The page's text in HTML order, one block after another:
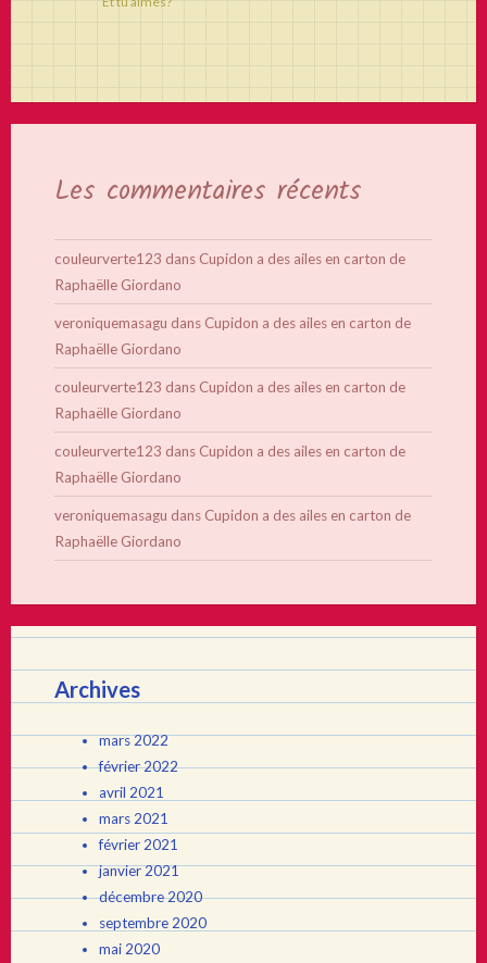
Les commentaires récents
couleurverte123 dans Cupidon a des ailes en carton de
Raphaëlle Giordano
veroniquemasagu dans Cupidon a des ailes en carton de
Raphaëlle Giordano
couleurverte123 dans Cupidon a des ailes en carton de
Raphaëlle Giordano
couleurverte123 dans Cupidon a des ailes en carton de
Raphaëlle Giordano
veroniquemasagu dans Cupidon a des ailes en carton de
Raphaëlle Giordano
Archives
mars 2022
février 2022
avril 2021
mars 2021
février 2021
janvier 2021
décembre 2020
septembre 2020
mai 2020